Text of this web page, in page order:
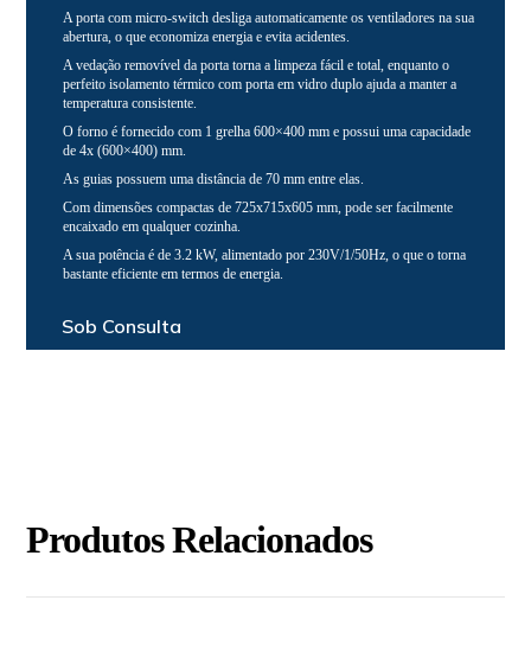
A porta com micro-switch desliga automaticamente os ventiladores na sua
abertura, o que economiza energia e evita acidentes.
A vedação removível da porta torna a limpeza fácil e total, enquanto o
perfeito isolamento térmico com porta em vidro duplo ajuda a manter a
temperatura consistente.
O forno é fornecido com 1 grelha 600×400 mm e possui uma capacidade
de 4x (600×400) mm.
As guias possuem uma distância de 70 mm entre elas.
Com dimensões compactas de 725x715x605 mm, pode ser facilmente
encaixado em qualquer cozinha.
A sua potência é de 3.2 kW, alimentado por 230V/1/50Hz, o que o torna
bastante eficiente em termos de energia.
Sob Consulta
Produtos Relacionados